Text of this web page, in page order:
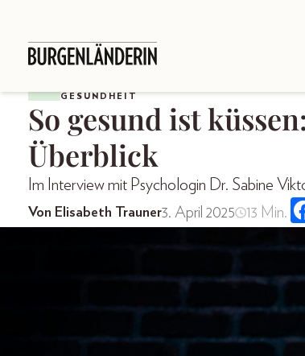
GESUNDHEIT
So gesund ist
Überblick
Im Interview mit Psychologin Dr. Sabine
Von Elisabeth Trauner3. April 2025 13 Min.